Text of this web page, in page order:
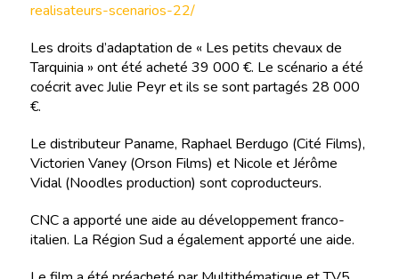
realisateurs-scenarios-22/
Les droits d’adaptation de « Les petits chevaux de
Tarquinia » ont été acheté 39 000 €. Le scénario a été
coécrit avec Julie Peyr et ils se sont partagés 28 000
€.
Le distributeur Paname, Raphael Berdugo (Cité Films),
Victorien Vaney (Orson Films) et Nicole et Jérôme
Vidal (Noodles production) sont coproducteurs.
CNC a apporté une aide au développement franco-
italien. La Région Sud a également apporté une aide.